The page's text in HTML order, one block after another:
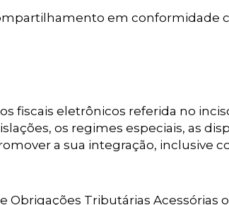
em conformidade
fiscais eletrônicos referida no
os regimes especiais, as
a sua integração, inclusive
Obrigações Tributárias Acessórias